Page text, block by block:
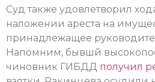
Суд также удовлетворил
наложении ареста на
принадлежащее
Напомним, бывшй
чиновник ГИБДД получил